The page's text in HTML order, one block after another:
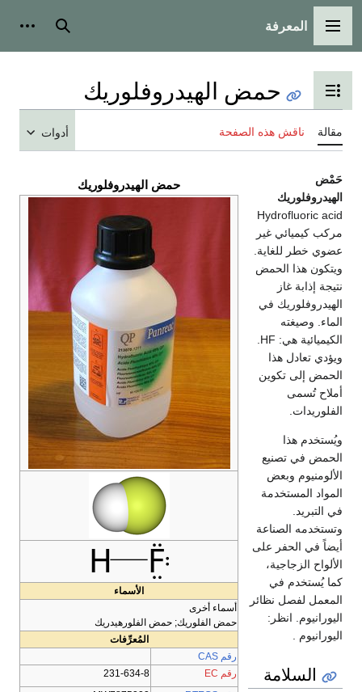
القائمة الرئيسية
المعرفة بحث
تبديل عرض جدول المحتويات
حمض الهيدروفلوريك
مقالة ناقش هذه الصفحة أدوات
حمض الهيدروفلوريك
الأسماء
أسماء أخرى
حمض الفلوريك; حمض الفلورهيدريك
المُعرِّفات
رقم CAS
رقم EC
231-634-8
حَمْض
الهيدروفلوريك
Hydrofluoric acid
مركب كيميائي غير
عضوي خطر للغاية.
ويتكون هذا الحمض
نتيجة إذابة غاز
الهيدروفلوريك في
الماء. وصيغته
ويؤدي تعادل هذا
الحمض إلى تكوين
أملاح تُسمى
الفلوريدات.
ويُستخدم هذا
الحمض في تصنيع
الألومنيوم وبعض
المواد المستخدمة
في التبريد.
وتستخدمه الصناعة
أيضاً في الحفر على
الألواح الزجاجية،
كما يُستخدم في
المعمل لفصل نظائر
اليورانيوم. انظر:
اليورانيوم .
السلامة